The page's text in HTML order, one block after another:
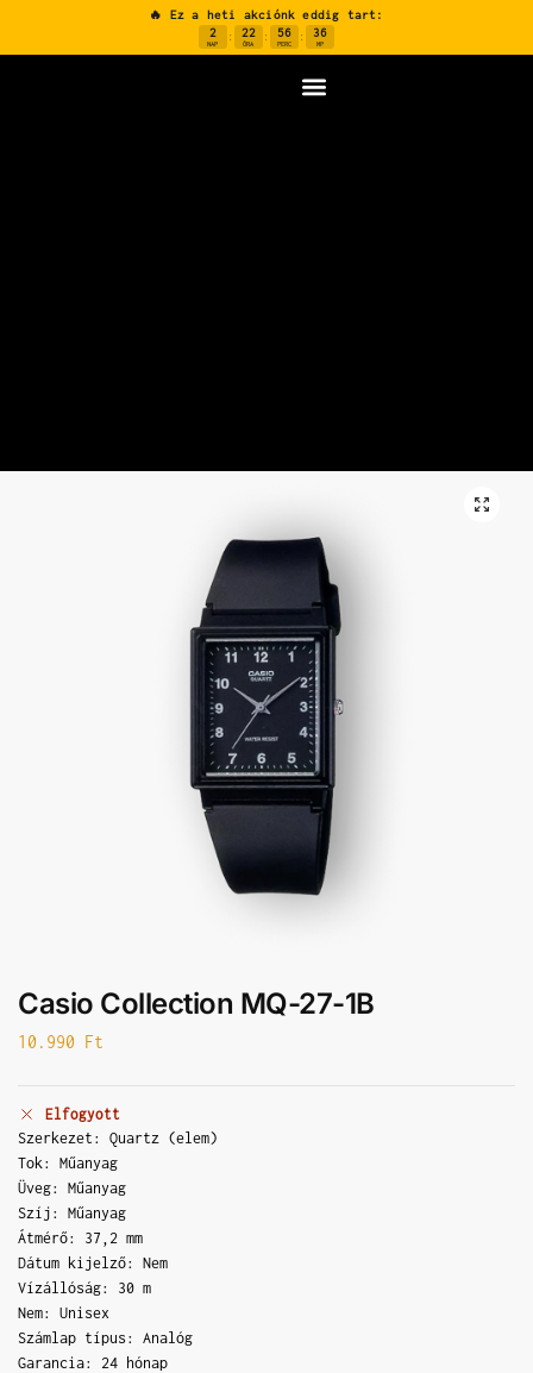
🔥 Ez a heti akciónk eddig tart:
2
NAP
: 22
ÓRA
: 56
PERC
: 35
MP
Casio Collection MQ-27-1B
10.990 Ft
Elfogyott
Szerkezet: Quartz (elem)
Tok: Műanyag
Üveg: Műanyag
Szíj: Műanyag
Átmérő: 37,2 mm
Dátum kijelző: Nem
Vízállóság: 30 m
Nem: Unisex
Számlap típus: Analóg
Garancia: 24 hónap